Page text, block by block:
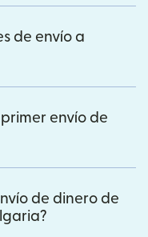
de envío a
envío de
de dinero de